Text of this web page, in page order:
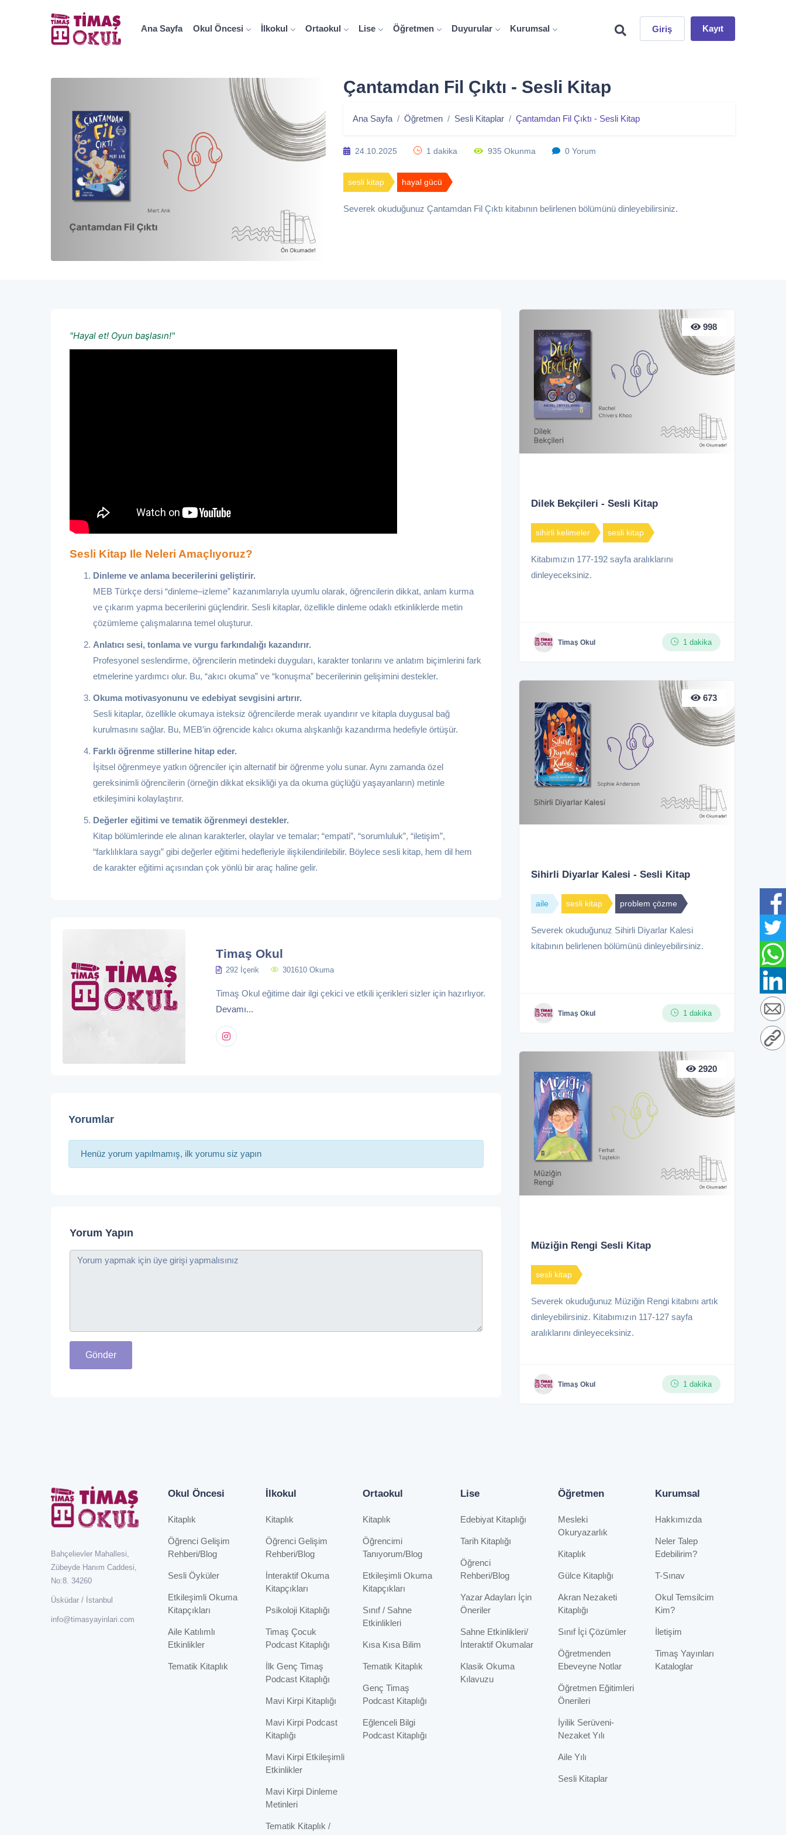
Ana Sayfa Okul Öncesi İlkokul Ortaokul Lise Öğretmen Duyurular Kurumsal Giriş Kayıt
Çantamdan Fil Çıktı - Sesli Kitap
Ana Sayfa Öğretmen Sesli Kitaplar Çantamdan Fil Çıktı - Sesli Kitap
24.10.2025 1 dakika 935 Okunma 0 Yorum
sesli kitap hayal gücü
Severek okuduğunuz Çantamdan Fil Çıktı kitabının belirlenen bölümünü dinleyebilirsiniz.
"Hayal et! Oyun başlasın!"
Sesli Kitap Ile Neleri Amaçlıyoruz?
Dinleme ve anlama becerilerini geliştirir.
MEB Türkçe dersi “dinleme–izleme” kazanımlarıyla uyumlu olarak, öğrencilerin dikkat, anlam kurma
ve çıkarım yapma becerilerini güçlendirir. Sesli kitaplar, özellikle dinleme odaklı etkinliklerde metin
çözümleme çalışmalarına temel oluşturur.
Anlatıcı sesi, tonlama ve vurgu farkındalığı kazandırır.
Profesyonel seslendirme, öğrencilerin metindeki duyguları, karakter tonlarını ve anlatım biçimlerini fark
etmelerine yardımcı olur. Bu, “akıcı okuma” ve “konuşma” becerilerinin gelişimini destekler.
Okuma motivasyonunu ve edebiyat sevgisini artırır.
Sesli kitaplar, özellikle okumaya isteksiz öğrencilerde merak uyandırır ve kitapla duygusal bağ
kurulmasını sağlar. Bu, MEB’in öğrencide kalıcı okuma alışkanlığı kazandırma hedefiyle örtüşür.
Farklı öğrenme stillerine hitap eder.
İşitsel öğrenmeye yatkın öğrenciler için alternatif bir öğrenme yolu sunar. Aynı zamanda özel
gereksinimli öğrencilerin (örneğin dikkat eksikliği ya da okuma güçlüğü yaşayanların) metinle
etkileşimini kolaylaştırır.
Değerler eğitimi ve tematik öğrenmeyi destekler.
Kitap bölümlerinde ele alınan karakterler, olaylar ve temalar; “empati”, “sorumluluk”, “iletişim”,
“farklılıklara saygı” gibi değerler eğitimi hedefleriyle ilişkilendirilebilir. Böylece sesli kitap, hem dil hem
de karakter eğitimi açısından çok yönlü bir araç haline gelir.
Timaş Okul
292 İçerik 301610 Okuma
Timaş Okul eğitime dair ilgi çekici ve etkili içerikleri sizler için hazırlıyor.
Devamı...
Yorumlar
Henüz yorum yapılmamış, ilk yorumu siz yapın
Yorum Yapın
Gönder
998
Dilek Bekçileri - Sesli Kitap
sihirli kelimeler sesli kitap
Kitabımızın 177-192 sayfa aralıklarını
dinleyeceksiniz.
Timaş Okul 1 dakika
673
Sihirli Diyarlar Kalesi - Sesli Kitap
aile sesli kitap problem çözme
Severek okuduğunuz Sihirli Diyarlar Kalesi
kitabının belirlenen bölümünü dinleyebilirsiniz.
Timaş Okul 1 dakika
2920
Müziğin Rengi Sesli Kitap
sesli kitap
Severek okuduğunuz Müziğin Rengi kitabını artık
dinleyebilirsiniz. Kitabımızın 117-127 sayfa
aralıklarını dinleyeceksiniz.
Timaş Okul 1 dakika
Bahçelievler Mahallesi,
Zübeyde Hanım Caddesi,
No:8. 34260
Üsküdar / İstanbul
info@timasyayinlari.com
Okul Öncesi
Kitaplık
Öğrenci Gelişim
Rehberi/Blog
Sesli Öyküler
Etkileşimli Okuma
Kitapçıkları
Aile Katılımlı
Etkinlikler
Tematik Kitaplık
İlkokul
Kitaplık
Öğrenci Gelişim
Rehberi/Blog
İnteraktif Okuma
Kitapçıkları
Psikoloji Kitaplığı
Timaş Çocuk
Podcast Kitaplığı
İlk Genç Timaş
Podcast Kitaplığı
Mavi Kirpi Kitaplığı
Mavi Kirpi Podcast
Kitaplığı
Mavi Kirpi Etkileşimli
Etkinlikler
Mavi Kirpi Dinleme
Metinleri
Tematik Kitaplık /
Ortaokul
Kitaplık
Öğrencimi
Tanıyorum/Blog
Etkileşimli Okuma
Kitapçıkları
Sınıf / Sahne
Etkinlikleri
Kısa Kısa Bilim
Tematik Kitaplık
Genç Timaş
Podcast Kitaplığı
Eğlenceli Bilgi
Podcast Kitaplığı
Lise
Edebiyat Kitaplığı
Tarih Kitaplığı
Öğrenci
Rehberi/Blog
Yazar Adayları İçin
Öneriler
Sahne Etkinlikleri/
İnteraktif Okumalar
Klasik Okuma
Kılavuzu
Öğretmen
Mesleki
Okuryazarlık
Kitaplık
Gülce Kitaplığı
Akran Nezaketi
Kitaplığı
Sınıf İçi Çözümler
Öğretmenden
Ebeveyne Notlar
Öğretmen Eğitimleri
Önerileri
İyilik Serüveni-
Nezaket Yılı
Aile Yılı
Sesli Kitaplar
Kurumsal
Hakkımızda
Neler Talep
Edebilirim?
T-Sınav
Okul Temsilcim
Kim?
İletişim
Timaş Yayınları
Kataloglar